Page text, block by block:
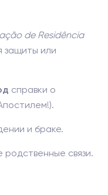
de Residência
защиты или
справки о
и браке.
связи.